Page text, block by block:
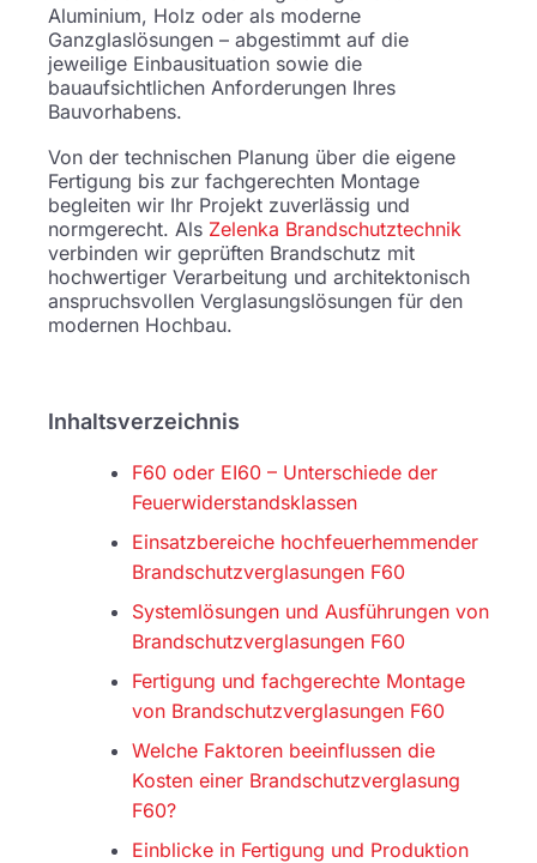
Aluminium, Holz oder als moderne
Ganzglaslösungen – abgestimmt auf die
jeweilige Einbausituation sowie die
bauaufsichtlichen Anforderungen Ihres
Bauvorhabens.
Von der technischen Planung über die eigene
Fertigung bis zur fachgerechten Montage
begleiten wir Ihr Projekt zuverlässig und
normgerecht. Als Zelenka Brandschutztechnik
verbinden wir geprüften Brandschutz mit
hochwertiger Verarbeitung und architektonisch
anspruchsvollen Verglasungslösungen für den
modernen Hochbau.
Inhaltsverzeichnis
F60 oder EI60 – Unterschiede der
Feuerwiderstandsklassen
Einsatzbereiche hochfeuerhemmender
Brandschutzverglasungen F60
Systemlösungen und Ausführungen von
Brandschutzverglasungen F60
Fertigung und fachgerechte Montage
von Brandschutzverglasungen F60
Welche Faktoren beeinflussen die
Kosten einer Brandschutzverglasung
F60?
Einblicke in Fertigung und Produktion